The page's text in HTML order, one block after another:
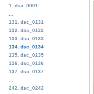
1. dsc_0001
131. dsc_0131
132. dsc_0132
133. dsc_0133
134. dsc_0134
135. dsc_0135
136. dsc_0136
137. dsc_0137
242. dsc_0242